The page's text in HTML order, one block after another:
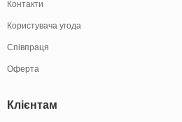
Контакти
Користувача угода
Співпраця
Оферта
Клієнтам